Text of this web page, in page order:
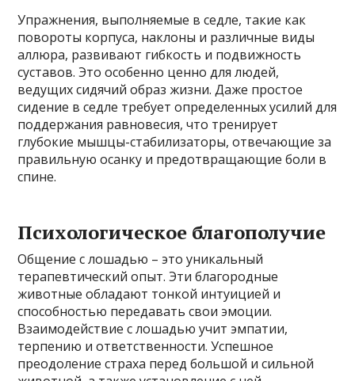
Упражнения, выполняемые в седле, такие как
повороты корпуса, наклоны и различные виды
аллюра, развивают гибкость и подвижность
суставов. Это особенно ценно для людей,
ведущих сидячий образ жизни. Даже простое
сидение в седле требует определенных усилий для
поддержания равновесия, что тренирует
глубокие мышцы-стабилизаторы, отвечающие за
правильную осанку и предотвращающие боли в
спине.
Психологическое благополучие
Общение с лошадью – это уникальный
терапевтический опыт. Эти благородные
животные обладают тонкой интуицией и
способностью передавать свои эмоции.
Взаимодействие с лошадью учит эмпатии,
терпению и ответственности. Успешное
преодоление страха перед большой и сильной